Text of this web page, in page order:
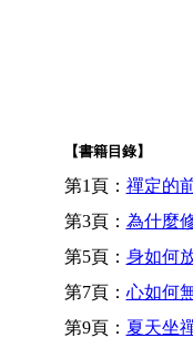
【書籍目錄】
第1頁： 禪定的
第3頁： 為什麼
第5頁： 身如何
第7頁： 心如何
第9頁： 夏天坐